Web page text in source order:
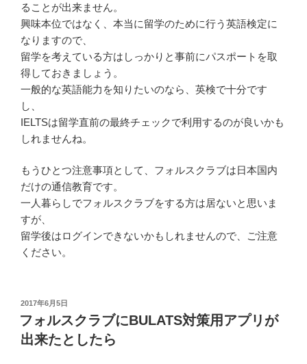
ることが出来ません。
興味本位ではなく、本当に留学のために行う英語検定に
なりますので、
留学を考えている方はしっかりと事前にパスポートを取
得しておきましょう。
一般的な英語能力を知りたいのなら、英検で十分です
し、
IELTSは留学直前の最終チェックで利用するのが良いかも
しれませんね。
もうひとつ注意事項として、フォルスクラブは日本国内
だけの通信教育です。
一人暮らしでフォルスクラブをする方は居ないと思いま
すが、
留学後はログインできないかもしれませんので、ご注意
ください。
投
稿
日:
2017年6月5日
フォルスクラブにBULATS対策用アプリが
出来たとしたら